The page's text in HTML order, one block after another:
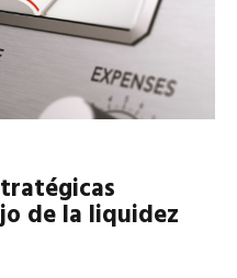
de la liquidez